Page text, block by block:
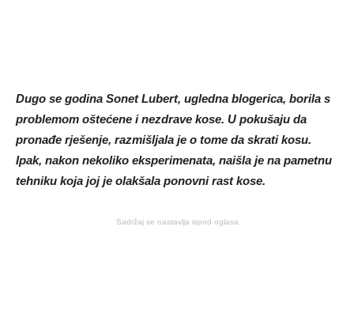
Dugo se godina Sonet Lubert, ugledna blogerica, borila s
problemom oštećene i nezdrave kose. U pokušaju da
pronađe rješenje, razmišljala je o tome da skrati kosu.
Ipak, nakon nekoliko eksperimenata, naišla je na pametnu
tehniku ​​koja joj je olakšala ponovni rast kose.
Sadržaj se nastavlja ispod oglasa